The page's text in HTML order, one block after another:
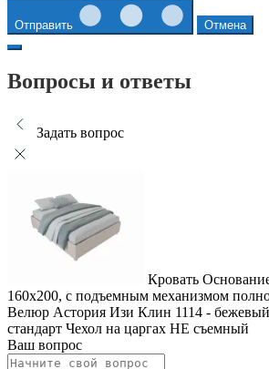
Отправить Отмена
Вопросы и ответы
Задать вопрос
Кровать
160x200, с подъемным механизмом
Велюр Астория Изи Клин 1114 -
стандарт Чехол на царгах НЕ съемный
Ваш вопрос